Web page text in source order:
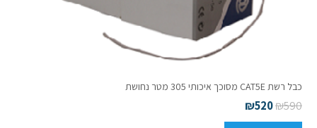
כבל רשת CAT5E מסוכך איכותי 305 מטר נחושת
₪590
₪520